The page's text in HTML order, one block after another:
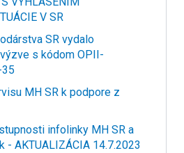
V SR
SR vydalo
s kódom OPII-
MH SR k podpore z
infolinky MH SR a
AKTUALIZÁCIA 14.7.2023